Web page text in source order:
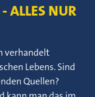
ALLES NUR
verhandelt
Lebens. Sind
Quellen?